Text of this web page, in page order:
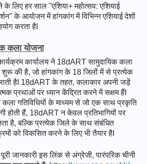
के लिए हर साल "एशिया+ महोत्सव: एशियाई
के आयोजन में हांगकांग में विभिन्न एशियाई देशों
करता हैI
कला योजना
कार्यालय ने 18dART सामुदायिक कला
शुरू की है, जो हांगकांग के 18 जिलों में से प्रत्येक
हैI 18dART के तहत, कलाकार अपनी जड़ें
प्रथाओं पर ध्यान केंद्रित करने में सक्षम हैंI
गतिविधियों के माध्यम से जो एक साथ प्रकृति
होती हैं, 18dART न केवल प्रतिभागियों पर
है, बल्कि प्रत्येक जिले के साथ संबंधित
को विकसित करने के लिए भी तैयार हैI
जानकारी इस लिंक से अंग्रेजी, पारंपरिक चीनी